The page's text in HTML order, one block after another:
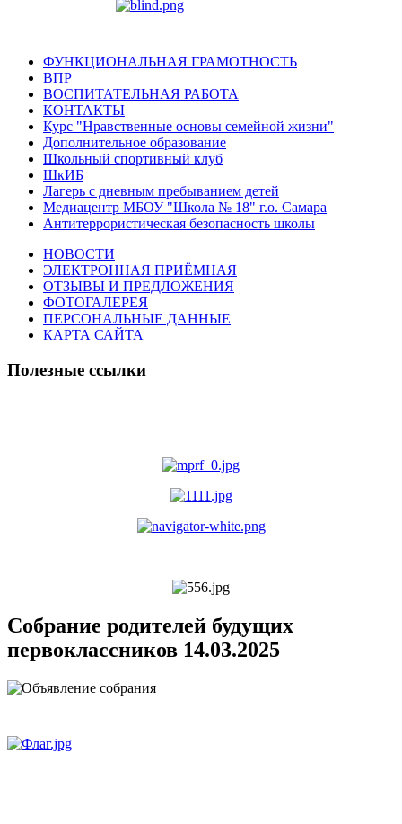
ФУНКЦИОНАЛЬНАЯ ГРАМОТНОСТЬ
ВПР
ВОСПИТАТЕЛЬНАЯ РАБОТА
КОНТАКТЫ
Курс "Нравственные основы семейной жизни"
Дополнительное образование
Школьный спортивный клуб
ШкИБ
Лагерь с дневным пребыванием детей
Медиацентр МБОУ "Школа № 18" г.о. Самара
Антитеррористическая безопасность школы
НОВОСТИ
ЭЛЕКТРОННАЯ ПРИЁМНАЯ
ОТЗЫВЫ И ПРЕДЛОЖЕНИЯ
ФОТОГАЛЕРЕЯ
ПЕРСОНАЛЬНЫЕ ДАННЫЕ
КАРТА САЙТА
Полезные ссылки
Собрание родителей будущих
первоклассников 14.03.2025